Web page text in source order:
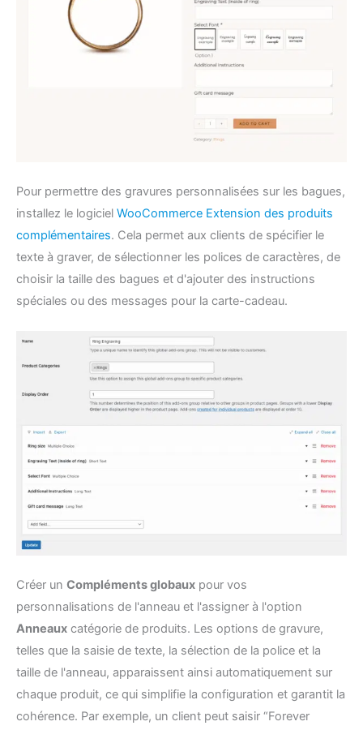
Pour permettre des gravures personnalisées sur les bagues,
installez le logiciel WooCommerce Extension des produits
complémentaires. Cela permet aux clients de spécifier le
texte à graver, de sélectionner les polices de caractères, de
choisir la taille des bagues et d'ajouter des instructions
spéciales ou des messages pour la carte-cadeau.
Créer un Compléments globaux pour vos
personnalisations de l'anneau et l'assigner à l'option
Anneaux catégorie de produits. Les options de gravure,
telles que la saisie de texte, la sélection de la police et la
taille de l'anneau, apparaissent ainsi automatiquement sur
chaque produit, ce qui simplifie la configuration et garantit la
cohérence. Par exemple, un client peut saisir “Forever